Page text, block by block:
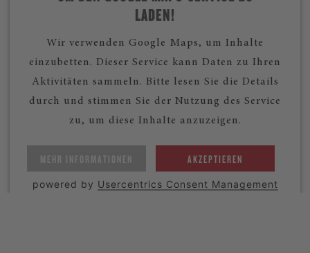
LADEN!
Wir verwenden Google Maps, um Inhalte
einzubetten. Dieser Service kann Daten zu Ihren
Aktivitäten sammeln. Bitte lesen Sie die Details
durch und stimmen Sie der Nutzung des Service
zu, um diese Inhalte anzuzeigen.
MEHR INFORMATIONEN AKZEPTIEREN
powered by Usercentrics Consent Management